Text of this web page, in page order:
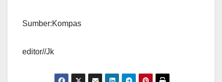
Sumber:Kompas
editor//Jk